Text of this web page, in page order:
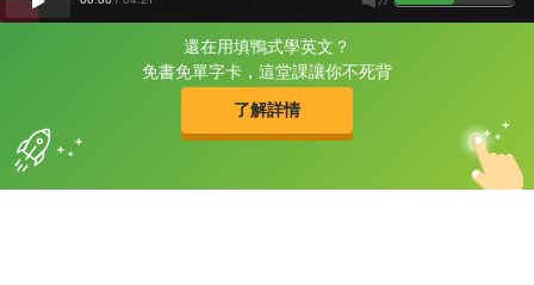
還在用填鴨式學英文？
免書免單字卡，這堂課讓你不死背
了解詳情
片尾有
攻其不背
的品牌故事